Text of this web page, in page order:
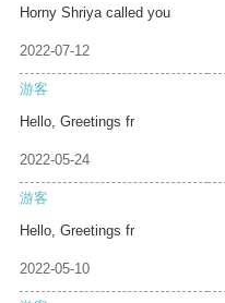
Horny Shriya called you
2022-07-12
游客
Hello, Greetings fr
2022-05-24
游客
Hello, Greetings fr
2022-05-10